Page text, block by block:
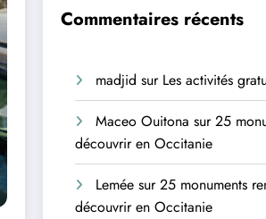
Commentaires récents
madjid sur Les activités
Maceo Ouitona sur25
découvrir en Occitanie
Lemée sur25 monuments
découvrir en Occitanie